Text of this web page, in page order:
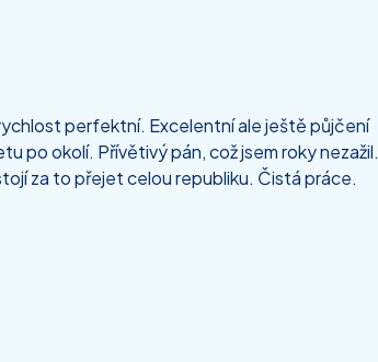
perfektní. Excelentní ale ještě půjčení
po okolí. Přívětivý pán, což jsem roky nezažil.
za to přejet celou republiku. Čistá práce.